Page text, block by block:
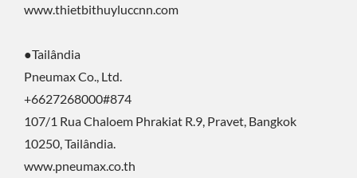
www.thietbithuyluccnn.com
●Tailândia
Pneumax Co., Ltd.
+6627268000#874
107/1 Rua Chaloem Phrakiat R.9, Pravet, Bangkok
10250, Tailândia.
www.pneumax.co.th